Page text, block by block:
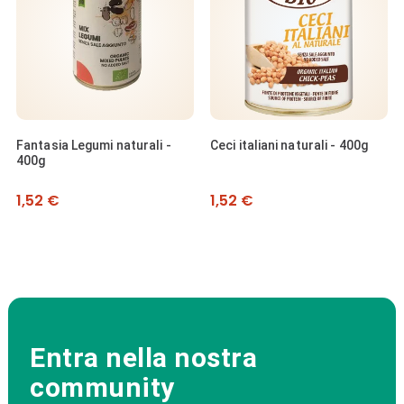
Fantasia Legumi naturali -
400g
Prezzo
1,52 €
Ceci italiani naturali - 400g
Prezzo
1,52 €
Entra nella nostra
community